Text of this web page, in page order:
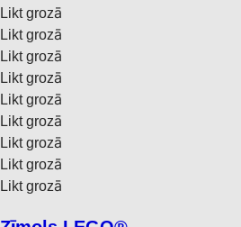
Likt grozā
Likt grozā
Likt grozā
Likt grozā
Likt grozā
Likt grozā
Likt grozā
Likt grozā
Likt grozā